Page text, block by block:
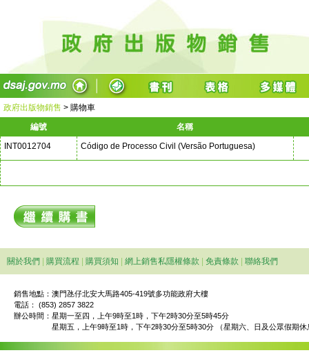
政府出版物銷售 > 購物車
編號
名稱
INT0012704
Código de Processo Civil (Versão Portuguesa)
關於我們 購買流程 購買須知 網上銷售私隱權條款 免責條款 聯絡我們
銷售地點：澳門氹仔北安大馬路405-419號多功能政府大樓
電話： (853) 2857 3822
辦公時間： 星期一至四，上午9時至1時，下午2時30分至5時45分
星期五，上午9時至1時，下午2時30分至5時30分 （星期六、日及公眾假期休